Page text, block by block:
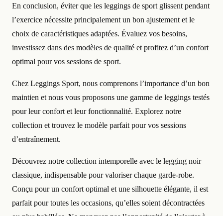
En conclusion, éviter que les leggings de sport glissent pendant
l’exercice nécessite principalement un bon ajustement et le
choix de caractéristiques adaptées. Évaluez vos besoins,
investissez dans des modèles de qualité et profitez d’un confort
optimal pour vos sessions de sport.
Chez Leggings Sport, nous comprenons l’importance d’un bon
maintien et nous vous proposons une gamme de leggings testés
pour leur confort et leur fonctionnalité. Explorez notre
collection et trouvez le modèle parfait pour vos sessions
d’entraînement.
Découvrez notre collection intemporelle avec le legging noir
classique, indispensable pour valoriser chaque garde-robe.
Conçu pour un confort optimal et une silhouette élégante, il est
parfait pour toutes les occasions, qu’elles soient décontractées